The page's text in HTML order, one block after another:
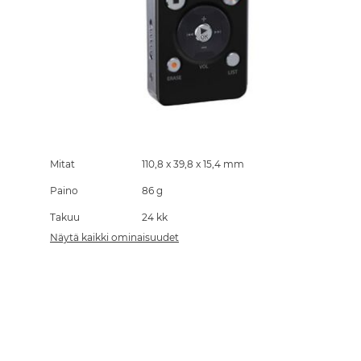
the
images
gallery
Mitat 110,8 x 39,8 x 15,4 mm
Paino 86 g
Takuu
24 kk
Näytä kaikki ominaisuudet